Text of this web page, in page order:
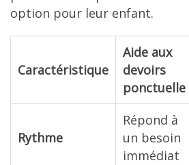
option pour leur enfant.
Caractéristique
Aide aux
devoirs
ponctuelle
Rythme
Répond à
un besoin
immédiat